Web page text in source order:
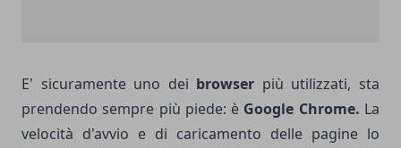
E' sicuramente uno dei browser più utilizzati, sta
prendendo sempre più piede: è Google Chrome. La
velocità d'avvio e di caricamento delle pagine lo